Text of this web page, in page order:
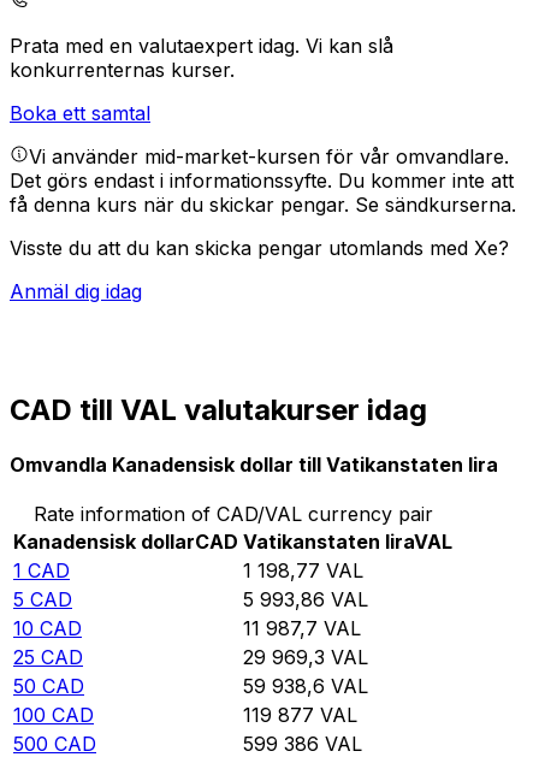
Prata med en valutaexpert idag. Vi kan slå
konkurrenternas kurser.
Boka ett samtal
Vi använder mid-market-kursen för vår omvandlare.
Det görs endast i informationssyfte. Du kommer inte att
få denna kurs när du skickar pengar. Se sändkurserna.
Visste du att du kan skicka pengar utomlands med Xe?
Anmäl dig idag
CAD till VAL valutakurser idag
Omvandla Kanadensisk dollar till Vatikanstaten lira
Rate information of CAD/VAL currency pair
Kanadensisk dollarCAD Vatikanstaten liraVAL
1 CAD 1 198,77 VAL
5 CAD 5 993,86 VAL
10 CAD 11 987,7 VAL
25 CAD 29 969,3 VAL
50 CAD 59 938,6 VAL
100 CAD 119 877 VAL
500 CAD 599 386 VAL